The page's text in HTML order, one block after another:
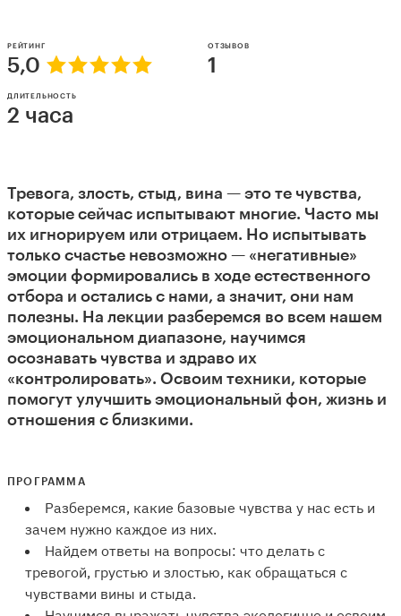
РЕЙТИНГ
5,0
ОТЗЫВОВ
1
ДЛИТЕЛЬНОСТЬ
2 часа
Тревога, злость, стыд, вина — это те чувства,
которые сейчас испытывают многие. Часто мы
их игнорируем или отрицаем. Но испытывать
только счастье невозможно — «негативные»
эмоции формировались в ходе естественного
отбора и остались с нами, а значит, они нам
полезны. На лекции разберемся во всем нашем
эмоциональном диапазоне, научимся
осознавать чувства и здраво их
«контролировать». Освоим техники, которые
помогут улучшить эмоциональный фон, жизнь и
отношения с близкими.
ПРОГРАММА
Разберемся, какие базовые чувства у нас есть и
зачем нужно каждое из них.
Найдем ответы на вопросы: что делать с
тревогой, грустью и злостью, как обращаться с
чувствами вины и стыда.